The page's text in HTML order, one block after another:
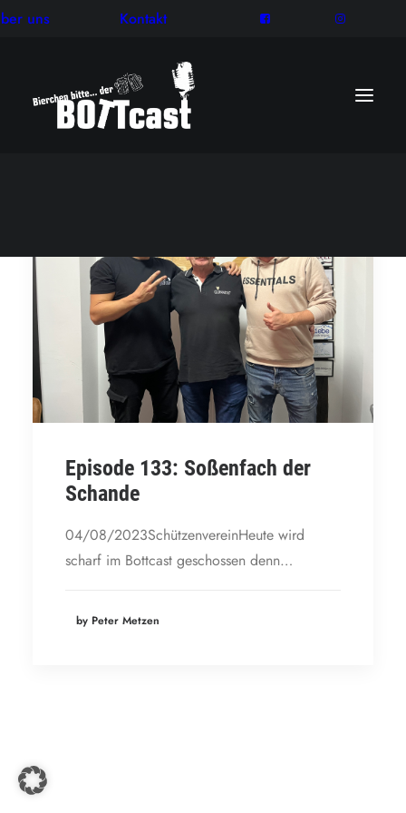
uns Kontakt
Episode 133: Soßenfach der
Schande
04/08/2023SchützenvereinHeute wird
scharf im Bottcast geschossen denn…
by Peter Metzen